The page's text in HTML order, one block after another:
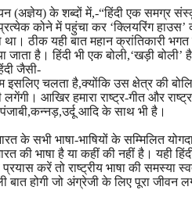
(अज्ञेय) के शब्दों में,-“हिंदी एक समग्र
कोने में पहुंचा कर ‘क्लियरिंग हाउस’
था। ठीक यही बात महान क्रांतिकारी
है। हिंदी भी एक बोली,‘खड़ी
जैसी-
चलता है,क्योंकि उस क्षेत्र की
लगेंगी। आखिर हमारा राष्ट्र-गीत और
आदि के साथ भी है।
के सभी भाषा-भाषियों के सम्मिलित
की भाषा है या कहीं की नहीं है। यही
करें तो राष्ट्रीय भाषा की समस्या
बात होगी जो अंग्रेजी के लिए पूरा जीवन